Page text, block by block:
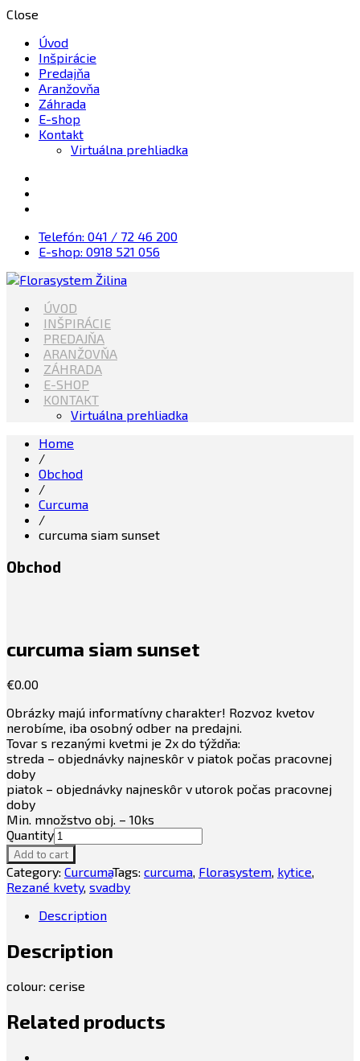
Close
Úvod
Inšpirácie
Predajňa
Aranžovňa
Záhrada
E-shop
Kontakt
Virtuálna prehliadka
Telefón: 041 / 72 46 200
E-shop: 0918 521 056
Florasystem Žilina
Kvety, Sviečky, dekorácie, Záhrada
ÚVOD
INŠPIRÁCIE
PREDAJŇA
ARANŽOVŇA
ZÁHRADA
E-SHOP
KONTAKT
Virtuálna prehliadka
Home
/
Obchod
/
Curcuma
/
curcuma siam sunset
Obchod
curcuma siam sunset
€0.00
Obrázky majú informatívny charakter! Rozvoz kvetov
nerobíme, iba osobný odber na predajni.
Tovar s rezanými kvetmi je 2x do týždňa:
streda – objednávky najneskôr v piatok počas pracovnej
doby
piatok – objednávky najneskôr v utorok počas pracovnej
doby
Min. množstvo obj. – 10ks
Quantity
Add to cart
Category: CurcumaTags: curcuma, Florasystem, kytice,
Rezané kvety, svadby
Description
Description
colour: cerise
Related products